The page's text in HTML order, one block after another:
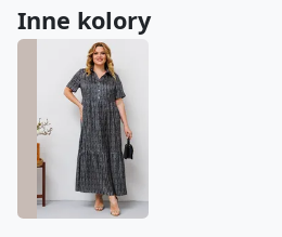
Inne kolory